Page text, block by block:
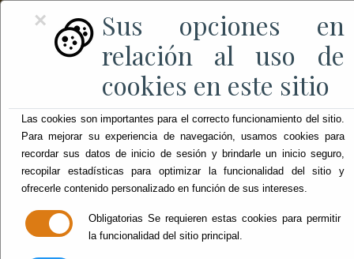
×
Sus opciones en
relación al uso de
cookies en este sitio
Las cookies son importantes para el correcto funcionamiento del sitio.
Para mejorar su experiencia de navegación, usamos cookies para
recordar sus datos de inicio de sesión y brindarle un inicio seguro,
recopilar estadísticas para optimizar la funcionalidad del sitio y
ofrecerle contenido personalizado en función de sus intereses.
Obligatorias Se requieren estas cookies para permitir
la funcionalidad del sitio principal.